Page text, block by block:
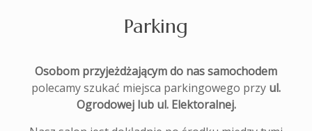
Parking
Osobom przyjeżdżającym do nas samochodem
polecamy szukać miejsca parkingowego przy ul.
Ogrodowej lub ul. Elektoralnej.